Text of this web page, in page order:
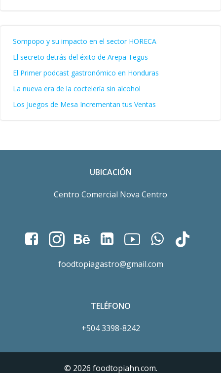
Sompopo y su impacto en el sector HORECA
El secreto detrás del éxito de Arepa Tegus
El Primer podcast gastronómico en Honduras
La nueva era de la coctelería sin alcohol
Los Juegos de Mesa Incrementan tus Ventas
UBICACIÓN
Centro Comercial Nova Centro
foodtopiagastro@gmail.com
TELÉFONO
+504 3398-8242
© 2026 foodtopiahn.com.